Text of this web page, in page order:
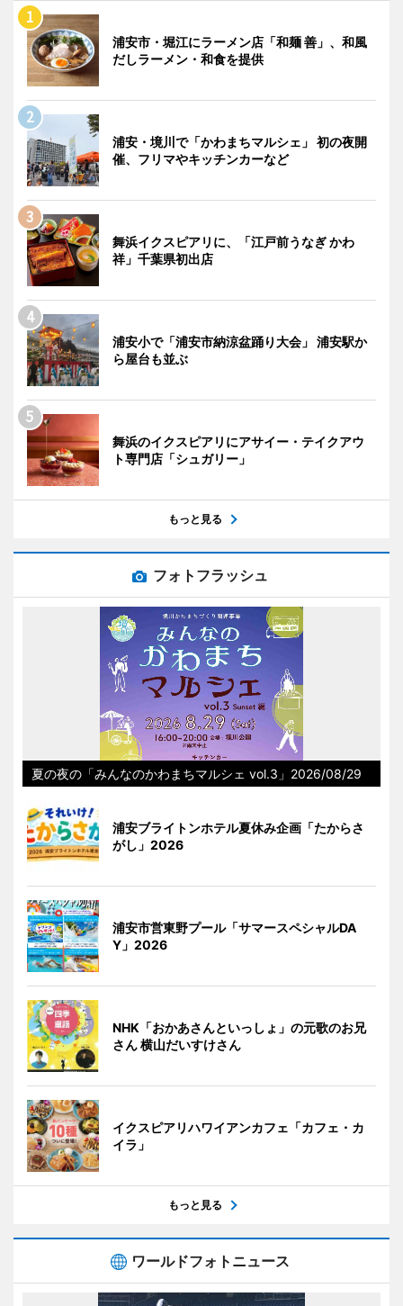
浦安市・堀江にラーメン店「和麺 善」、和風
だしラーメン・和食を提供
浦安・境川で「かわまちマルシェ」 初の夜開
催、フリマやキッチンカーなど
舞浜イクスピアリに、「江戸前うなぎ かわ
祥」千葉県初出店
浦安小で「浦安市納涼盆踊り大会」 浦安駅か
ら屋台も並ぶ
舞浜のイクスピアリにアサイー・テイクアウ
ト専門店「シュガリー」
もっと見る
フォトフラッシュ
夏の夜の「みんなのかわまちマルシェ vol.3」2026/08/29
浦安ブライトンホテル夏休み企画「たからさ
がし」2026
浦安市営東野プール「サマースペシャルDA
Y」2026
NHK「おかあさんといっしょ」の元歌のお兄
さん 横山だいすけさん
イクスピアリハワイアンカフェ「カフェ・カ
イラ」
もっと見る
ワールドフォトニュース